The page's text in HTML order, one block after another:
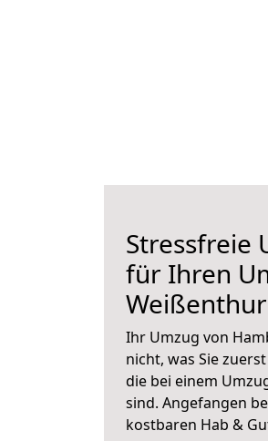
Stressfreie
für Ihren
Ihr Umzug von
nicht, was Sie
die bei einem
sind. Angefangen
kostbaren Hab &